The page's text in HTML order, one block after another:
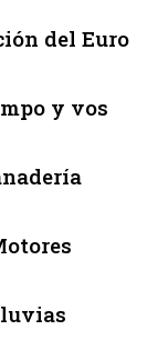
del Euro
y vos